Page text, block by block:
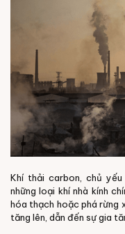
Khí thải carbon, chủ
những loại khí nhà kính
hóa thạch hoặc phá rừng
tăng lên, dẫn đến sự gia